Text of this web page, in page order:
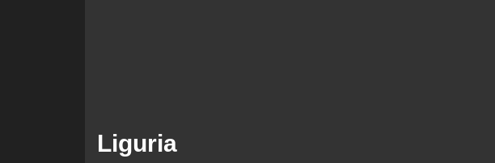
Liguria